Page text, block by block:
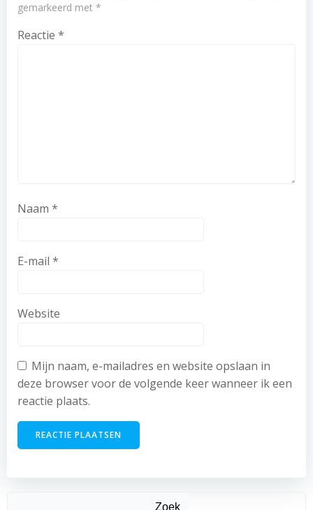
gemarkeerd met *
Reactie *
Naam *
E-mail *
Website
Mijn naam, e-mailadres en website opslaan in
deze browser voor de volgende keer wanneer ik een
reactie plaats.
Zoek